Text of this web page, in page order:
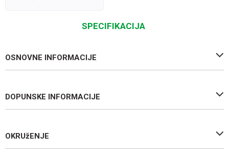
SPECIFIKACIJA
OSNOVNE INFORMACIJE
DOPUNSKE INFORMACIJE
OKRUžENJE